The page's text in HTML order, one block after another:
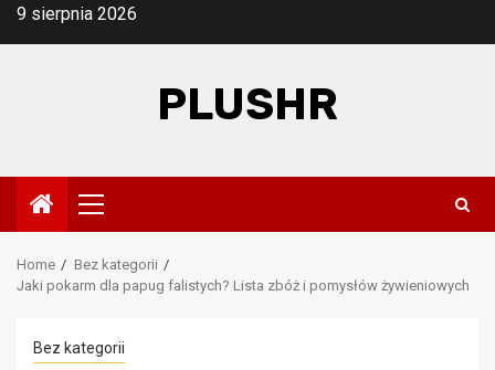
Skip9 sierpnia 2026
PLUSHR
Primary
Menu
Home
Bez kategorii
Jaki pokarm dla papug falistych? Lista zbóż i pomysłów żywieniowych
Bez kategorii